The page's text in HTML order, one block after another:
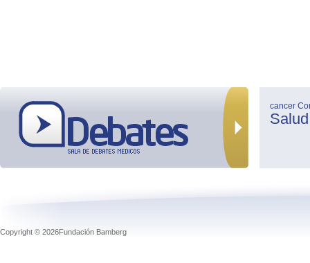
cancer
Salud
Copyright © 2026Fundación Bamberg